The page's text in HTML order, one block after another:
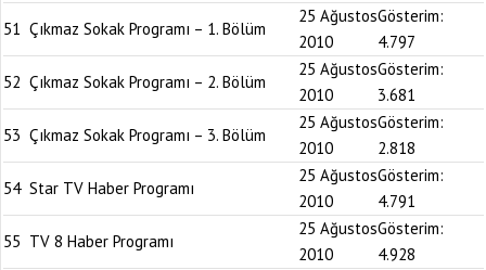
51 Çıkmaz Sokak Programı – 1. Bölüm
25 Ağustos
2010
Gösterim:
4.797
52 Çıkmaz Sokak Programı – 2. Bölüm
25 Ağustos
2010
Gösterim:
3.681
53 Çıkmaz Sokak Programı – 3. Bölüm
25 Ağustos
2010
Gösterim:
2.818
54 Star TV Haber Programı
25 Ağustos
2010
Gösterim:
4.791
55 TV 8 Haber Programı
25 Ağustos
2010
Gösterim:
4.928